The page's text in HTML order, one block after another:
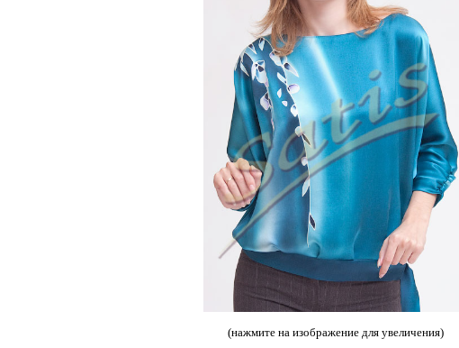
(нажмите на изображение для увеличения)